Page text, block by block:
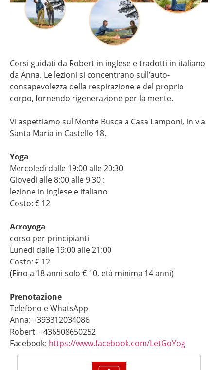
Corsi guidati da Robert in inglese e tradotti in italiano
da Anna. Le lezioni si concentrano sull’auto-
consapevolezza della respirazione e del proprio
corpo, fornendo rigenerazione per la mente.
Vi aspettiamo sul Monte Busca a Casa Lamponi, in via
Santa Maria in Castello 18.
Yoga
Mercoledì dalle 19:00 alle 20:30
Giovedì alle 8:00 alle 9:30 :
lezione in inglese e italiano
Costo: € 12
Acroyoga
corso per principianti
Lunedi dalle 19:00 alle 21:00
Costo: € 12
(Fino a 18 anni solo € 10, età minima 14 anni)
Prenotazione
Telefono e WhatsApp
Anna: +393312034086
Robert: +436508650252
Facebook: https://www.facebook.com/LetGoYog